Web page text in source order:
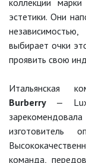
коллекции
эстетики. Они
выбирает очки
проявить свою
Итальянская
Burberry —
изготовитель
команда,